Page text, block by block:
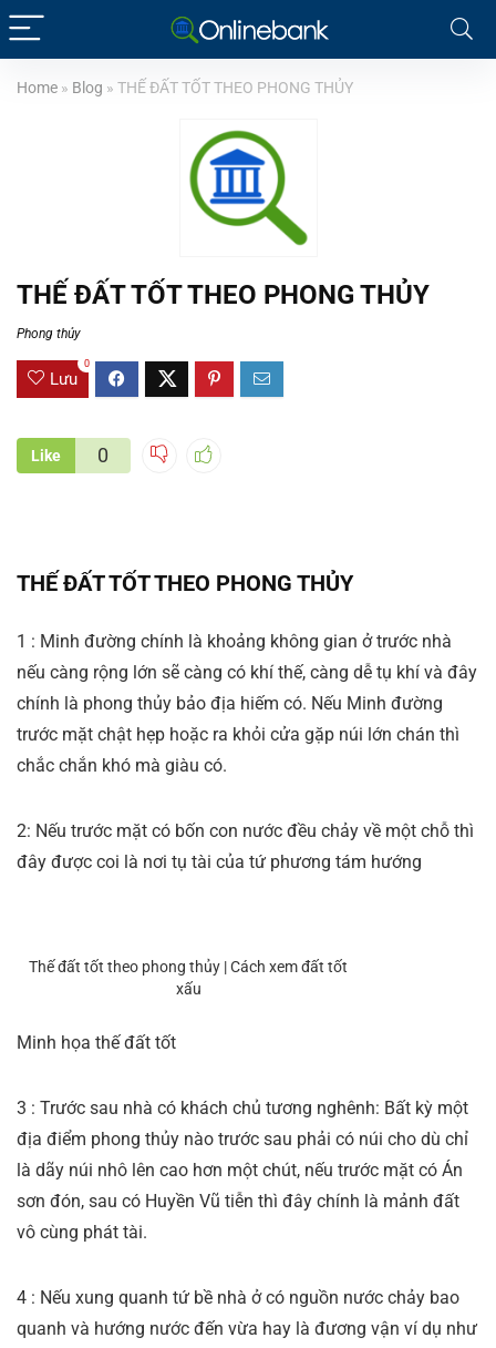
Home » Blog » THẾ ĐẤT TỐT THEO PHONG THỦY
THẾ ĐẤT TỐT THEO PHONG THỦY
Phong thủy
Lưu
0
Like 0
THẾ ĐẤTTỐT THEO PHONG THỦY
1 : Minh đường chính là khoảng không gian ở trước nhà
nếu càng rộng lớn sẽ càng có khí thế, càng dễ tụ khí và đây
chính là phong thủy bảo địa hiếm có. Nếu Minh đường
trước mặt chật hẹp hoặc ra khỏi cửa gặp núi lớn chán thì
chắc chắn khó mà giàu có.
2: Nếu trước mặt có bốn con nước đều chảy về một chỗ thì
đây được coi là nơi tụ tài của tứ phương tám hướng
Thế đất tốt theo phong thủy | Cách xem đất tốt
xấu
Minh họa thế đất tốt
3 : Trước sau nhà có khách chủ tương nghênh: Bất kỳ một
địa điểm phong thủy nào trước sau phải có núi cho dù chỉ
là dãy núi nhô lên cao hơn một chút, nếu trước mặt có Án
sơn đón, sau có Huyền Vũ tiễn thì đây chính là mảnh đất
vô cùng phát tài.
4 : Nếu xung quanh tứ bề nhà ở có nguồn nước chảy bao
quanh và hướng nước đến vừa hay là đương vận ví dụ như